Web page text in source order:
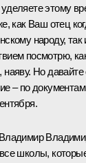
этому
как Ваш отец
народу,
посмотрю,
наяву. Но
– по
Владимир
школы,